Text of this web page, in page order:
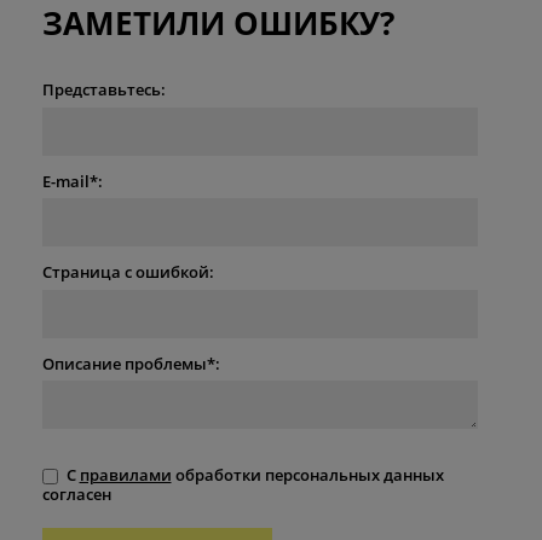
ЗАМЕТИЛИ ОШИБКУ?
Представьтесь:
E-mail*:
Страница с ошибкой:
Описание проблемы*:
С правилами обработки персональных данных
согласен